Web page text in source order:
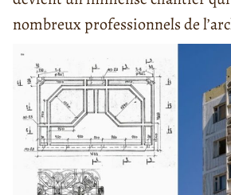
nombreux professionnels de